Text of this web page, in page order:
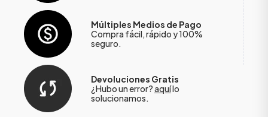
Múltiples Medios de Pago
Compra fácil, rápido y 100%
seguro.
Devoluciones Gratis
¿Hubo un error?aquílo
solucionamos.